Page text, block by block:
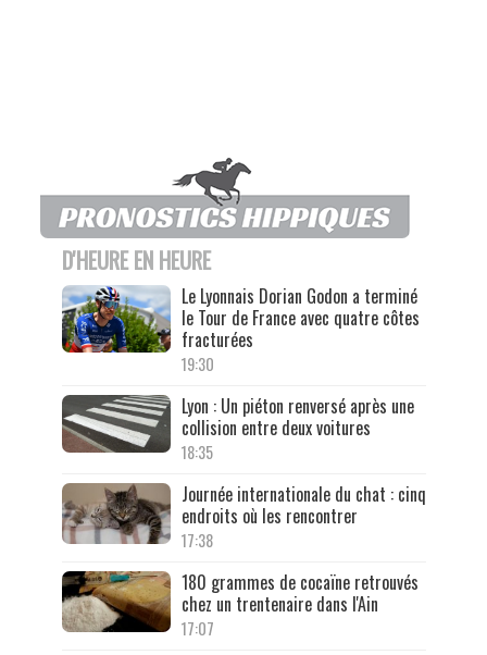
D'HEURE EN HEURE
Le Lyonnais Dorian Godon a terminé
le Tour de France avec quatre côtes
fracturées
19:30
Lyon : Un piéton renversé après une
collision entre deux voitures
18:35
Journée internationale du chat : cinq
endroits où les rencontrer
17:38
180 grammes de cocaïne retrouvés
chez un trentenaire dans l'Ain
17:07